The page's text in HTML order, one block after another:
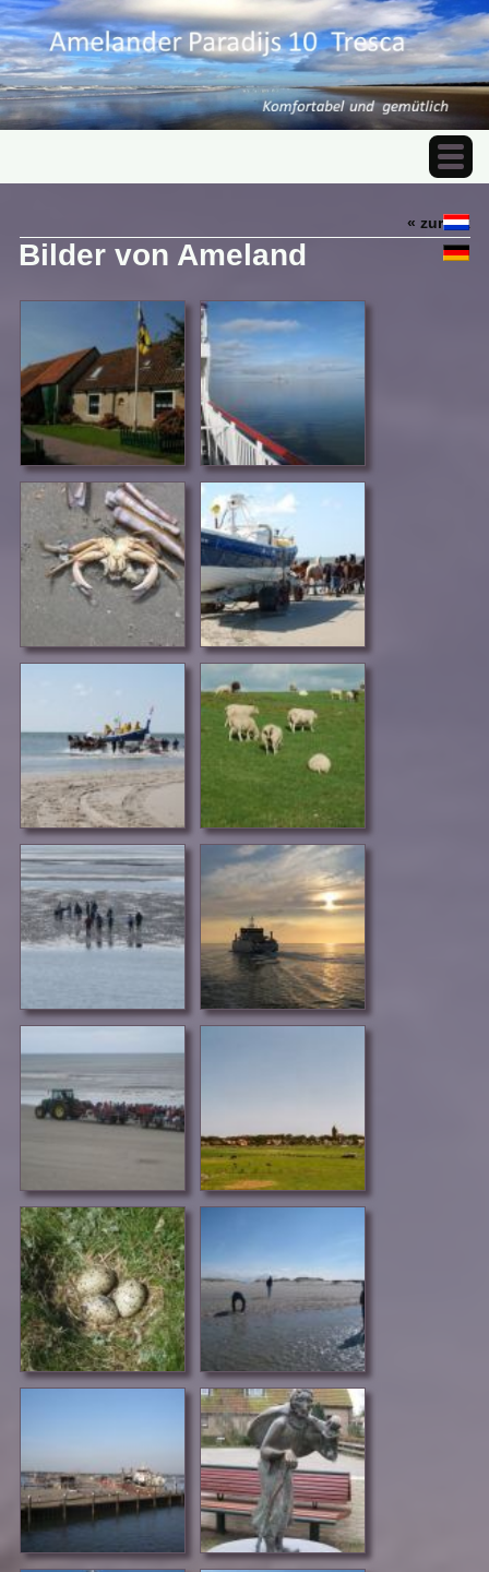
« zurück
Bilder von Ameland